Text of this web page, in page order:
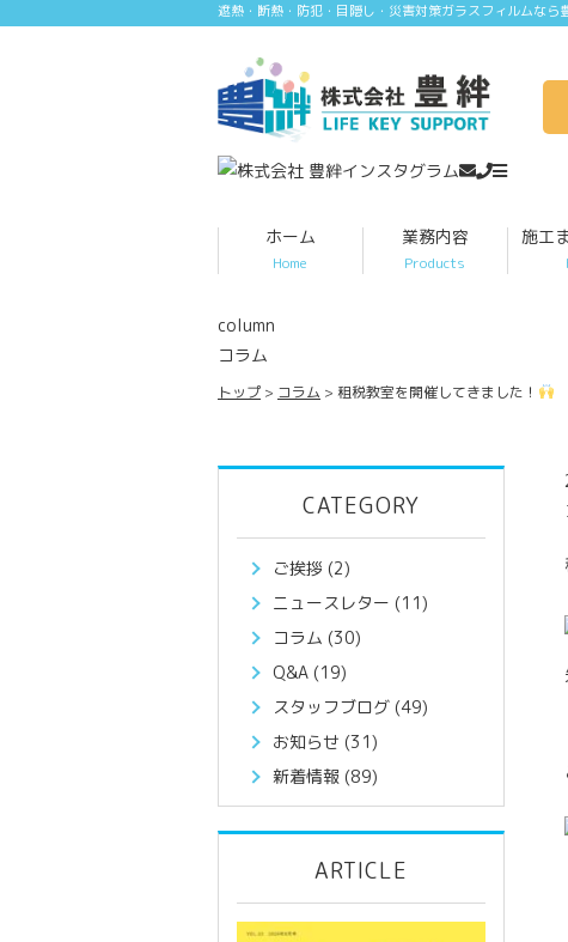
遮熱・断熱・防犯・目隠し・災害対策ガラスフィルムなら
ホーム
Home
業務内容
Products
施工
column
コラム
トップ コラム 租税教室を開催してきました！
CATEGORY
ご挨拶 (2)
ニュースレター (11)
コラム (30)
Q&A (19)
スタッフブログ (49)
お知らせ (31)
新着情報 (89)
ARTICLE